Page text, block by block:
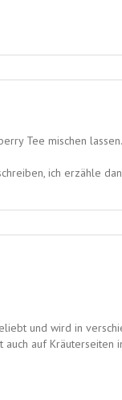
Tee mischen lassen.
ich erzähle
und wird in
auf